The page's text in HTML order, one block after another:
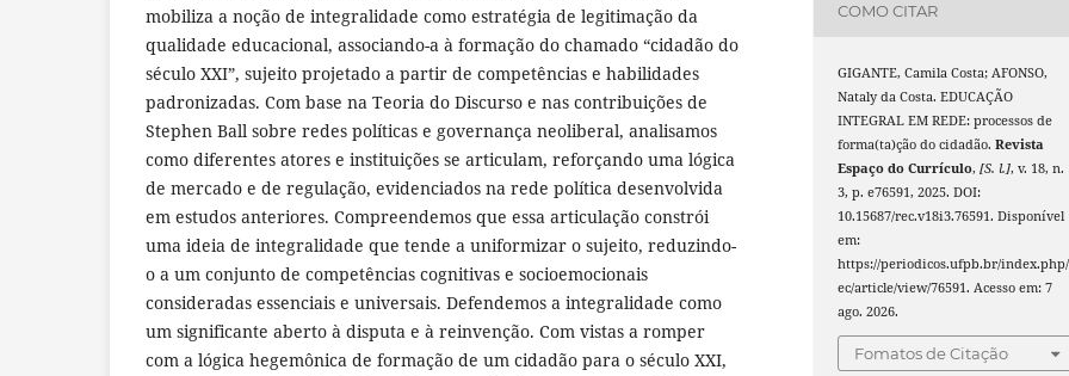
mobiliza a noção de integralidade como estratégia de legitimação da
qualidade educacional, associando-a à formação do chamado “cidadão do
século XXI”, sujeito projetado a partir de competências e habilidades
padronizadas. Com base na Teoria do Discurso e nas contribuições de
Stephen Ball sobre redes políticas e governança neoliberal, analisamos
como diferentes atores e instituições se articulam, reforçando uma lógica
de mercado e de regulação, evidenciados na rede política desenvolvida
em estudos anteriores. Compreendemos que essa articulação constrói
uma ideia de integralidade que tende a uniformizar o sujeito, reduzindo-
o a um conjunto de competências cognitivas e socioemocionais
consideradas essenciais e universais. Defendemos a integralidade como
um significante aberto à disputa e à reinvenção. Com vistas a romper
com a lógica hegemônica de formação de um cidadão para o século XXI,
COMO CITAR
GIGANTE, Camila Costa; AFONSO,
Nataly da Costa. EDUCAÇÃO
INTEGRAL EM REDE: processos de
forma(ta)ção do cidadão.Revista
Espaço do Currículo,[S. l.], v. 18, n.
3, p. e76591, 2025. DOI:
10.15687/rec.v18i3.76591. Disponível
em:
https://periodicos.ufpb.br/
ec/article/view/76591. Acesso em: 7
ago. 2026.
Fomatos de Citação